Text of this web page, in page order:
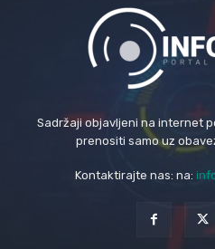
Sadržaji objavljeni na internet
prenositi samo uz
Kontaktirajte nas: na: